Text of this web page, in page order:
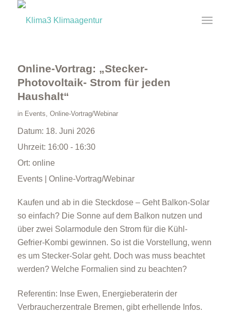
Online-Vortrag: „Stecker-
Photovoltaik- Strom für jeden
Haushalt“
in Events, Online-Vortrag/Webinar
Datum: 18. Juni 2026
Uhrzeit: 16:00 - 16:30
Ort: online
Events | Online-Vortrag/Webinar
Kaufen und ab in die Steckdose – Geht Balkon-Solar
so einfach? Die Sonne auf dem Balkon nutzen und
über zwei Solarmodule den Strom für die Kühl-
Gefrier-Kombi gewinnen. So ist die Vorstellung, wenn
es um Stecker-Solar geht. Doch was muss beachtet
werden? Welche Formalien sind zu beachten?
Referentin: Inse Ewen, Energieberaterin der
Verbraucherzentrale Bremen, gibt erhellende Infos.